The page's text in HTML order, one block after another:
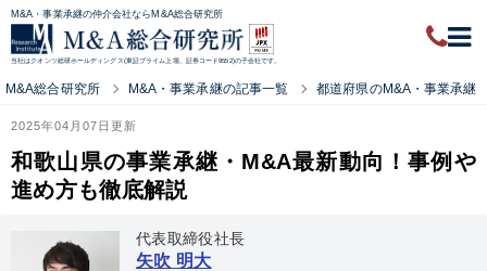
M&A・事業承継の仲介会社ならM&A総合研究所
当社はクオンツ総研ホールディングス(東証プライム上場、証券コード9552)の子会社です。
M&A総合研究所 M&A・事業承継の記事一覧 都道府県のM&A・事業承継
2025年04月07日更新
和歌山県の事業承継・M&A最新動向！事例や
進め方も徹底解説
代表取締役社長
矢吹 明大